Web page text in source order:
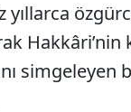
yıllarca
Hakkâri’nin
simgeleyen